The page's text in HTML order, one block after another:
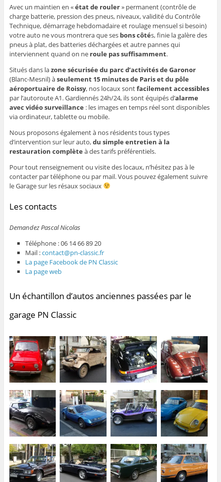
Avec un maintien en «état de rouler» permanent (contrôle de
charge batterie, pression des pneus, niveaux, validité du Contrôle
Technique, démarrage hebdomadaire et roulage mensuel si besoin)
votre auto ne vous montrera que ses bons côtés, finie la galère des
pneus à plat, des batteries déchargées et autre pannes qui
interviennent quand on ne roule pas suffisamment.
Situés dans lazone sécurisée du parc d’activités de Garonor
(Blanc-Mesnil) àseulement 15 minutes de Paris et du pôle
aéroportuaire de Roissy, nos locaux sontfacilement accessibles
par l’autoroute A1. Gardiennés 24h/24, ils sont équipés d’alarme
avec vidéo surveillance : les images en temps réel sont disponibles
via ordinateur, tablette ou mobile.
Nous proposons également à nos résidents tous types
d’intervention sur leur auto,du simple entretien à la
restauration complète à des tarifs préférentiels.
Pour tout renseignement ou visite des locaux, n’hésitez pas à le
contacter par téléphone ou par mail. Vous pouvez également suivre
le Garage sur les résaux sociaux
Les contacts
Demandez Pascal Nicolas
Téléphone : 06 14 66 89 20
Mail :contact@pn-classic.fr
La page Facebook de PN Classic
La page web
Un échantillon d’autos anciennes passées par le
garage PN Classic